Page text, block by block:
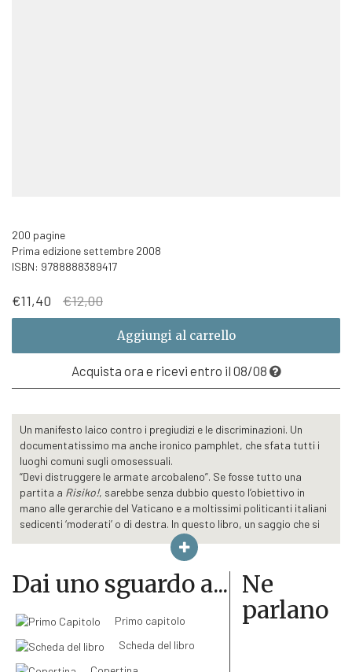
200 pagine
Prima edizione settembre 2008
ISBN: 9788888389417
€12,00Il
prezzo
originale
era:
€12,00.
€11,40
Il
prezzo
attuale
€11,40.
Aggiungi al carrello
Acquista ora e ricevi entro il 08/08
Un manifesto laico contro i pregiudizi e le discriminazioni. Un
documentatissimo ma anche ironico pamphlet, che sfata tutti i
luoghi comuni sugli omosessuali.
“Devi distruggere le armate arcobaleno”. Se fosse tutto una
partita a Risiko!, sarebbe senza dubbio questo l’obiettivo in
mano alle gerarchie del Vaticano e a moltissimi politicanti italiani
sedicenti ‘moderati’ o di destra. In questo libro, un saggio che si
legge come una pièce teatrale, un dialogo a tre voci fra un gay, un
bisessuale e una trans (Simplicio, Salviati e… Sagrado) si
affrontano undici grandi luoghi comuni assurti a ‘tesi’ teo-con
contro la comunità Glbt (gay, lesbo, bisex e trans), smontandoli in
modo rigoroso e scientifico attraverso statistiche, studi, analisi,
ricerche, numeri, esegesi, fatti e logica. Un ‘dialogo’ sui nuovi
ricorda davvero troppo da vicino quella del suo processo.
Dai uno sguardo a...
Primo capitolo
Scheda del libro
Ne
parlano